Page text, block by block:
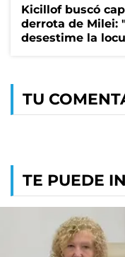
Kicillof buscó
derrota de Milei:
desestime la
TU
TE PUEDE